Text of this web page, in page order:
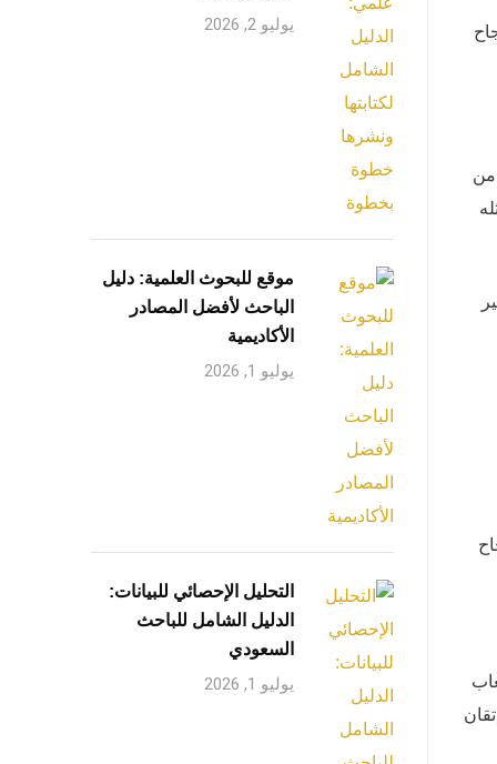
من
يوليو 2, 2026
موقع للبحوث العلمية: دليل
الباحث لأفضل المصادر
الأكاديمية
يوليو 1, 2026
التحليل الإحصائي للبيانات:
الدليل الشامل للباحث
السعودي
يوليو 1, 2026